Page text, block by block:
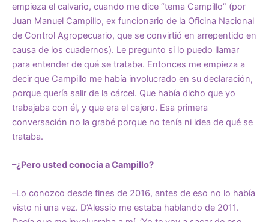
empieza el calvario, cuando me dice “tema Campillo” (por
Juan Manuel Campillo, ex funcionario de la Oficina Nacional
de Control Agropecuario, que se convirtió en arrepentido en
causa de los cuadernos). Le pregunto si lo puedo llamar
para entender de qué se trataba. Entonces me empieza a
decir que Campillo me había involucrado en su declaración,
porque quería salir de la cárcel. Que había dicho que yo
trabajaba con él, y que era el cajero. Esa primera
conversación no la grabé porque no tenía ni idea de qué se
trataba.
–¿Pero usted conocía a Campillo?
–Lo conozco desde fines de 2016, antes de eso no lo había
visto ni una vez. D’Alessio me estaba hablando de 2011.